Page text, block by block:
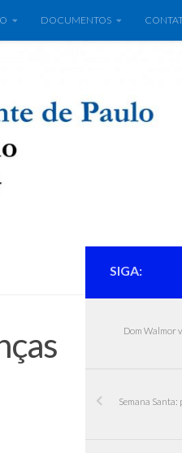
DOCUMENTOS
SIGA:
Dom Walmor
Semana Santa: